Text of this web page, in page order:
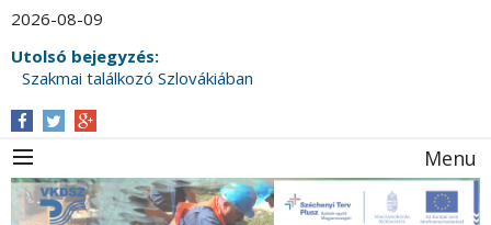
2026-08-09
Utolsó bejegyzés:
Szakmai találkozó Szlovákiában
Menu